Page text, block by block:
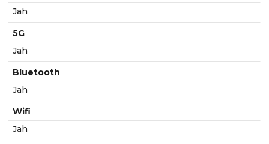
Jah
5G
Jah
Bluetooth
Jah
Wifi
Jah